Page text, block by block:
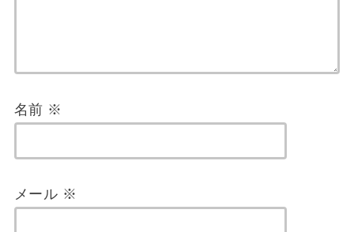
名前 ※
メール ※